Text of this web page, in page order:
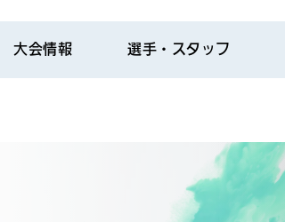
大会情報 選手・スタッフ